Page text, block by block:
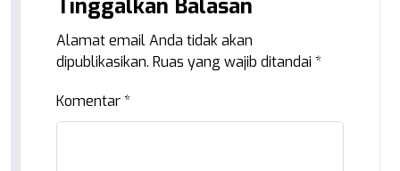
Tinggalkan Balasan
Alamat email Anda tidak akan
dipublikasikan. Ruas yang wajib ditandai*
Komentar*